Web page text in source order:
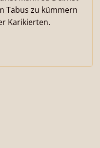
Tabus zu kümmern
Karikierten.